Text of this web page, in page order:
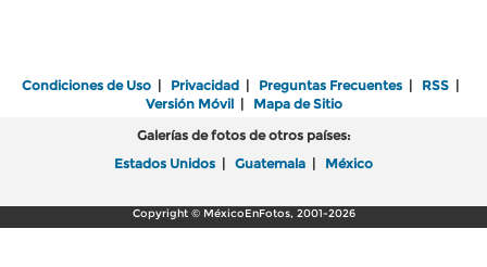
Condiciones de Uso | Privacidad | Preguntas Frecuentes | RSS |
Versión Móvil| Mapa de Sitio
Galerías de fotos de otros países:
Estados Unidos | Guatemala | México
Copyright © MéxicoEnFotos, 2001-2026